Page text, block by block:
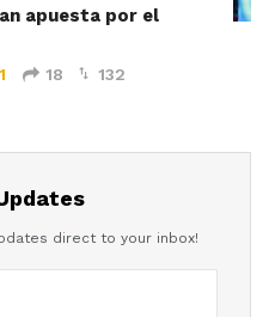
apuesta por el
18 132
direct to your inbox!